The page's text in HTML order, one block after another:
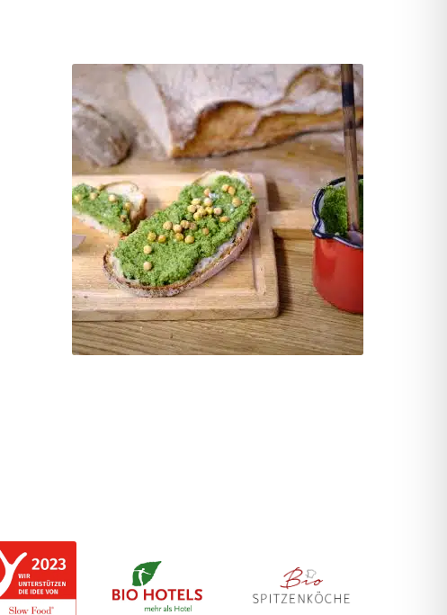
So. 20.09.2026 Kaiserfrühstück
0
€
–
45
€
Frühstück am Buffet – 100% biologisch, inkl. sind Wasser,
frische Säfte, Filterkaffee, Tee und auch ein Gläschen
Crémant. ...
inkl. MwSt.
Kostenfreier Versand
Ticket buchen
Dieses
Produkt
Varianten
auf.
Die
Benachrichtige mich, wenn verfügbar